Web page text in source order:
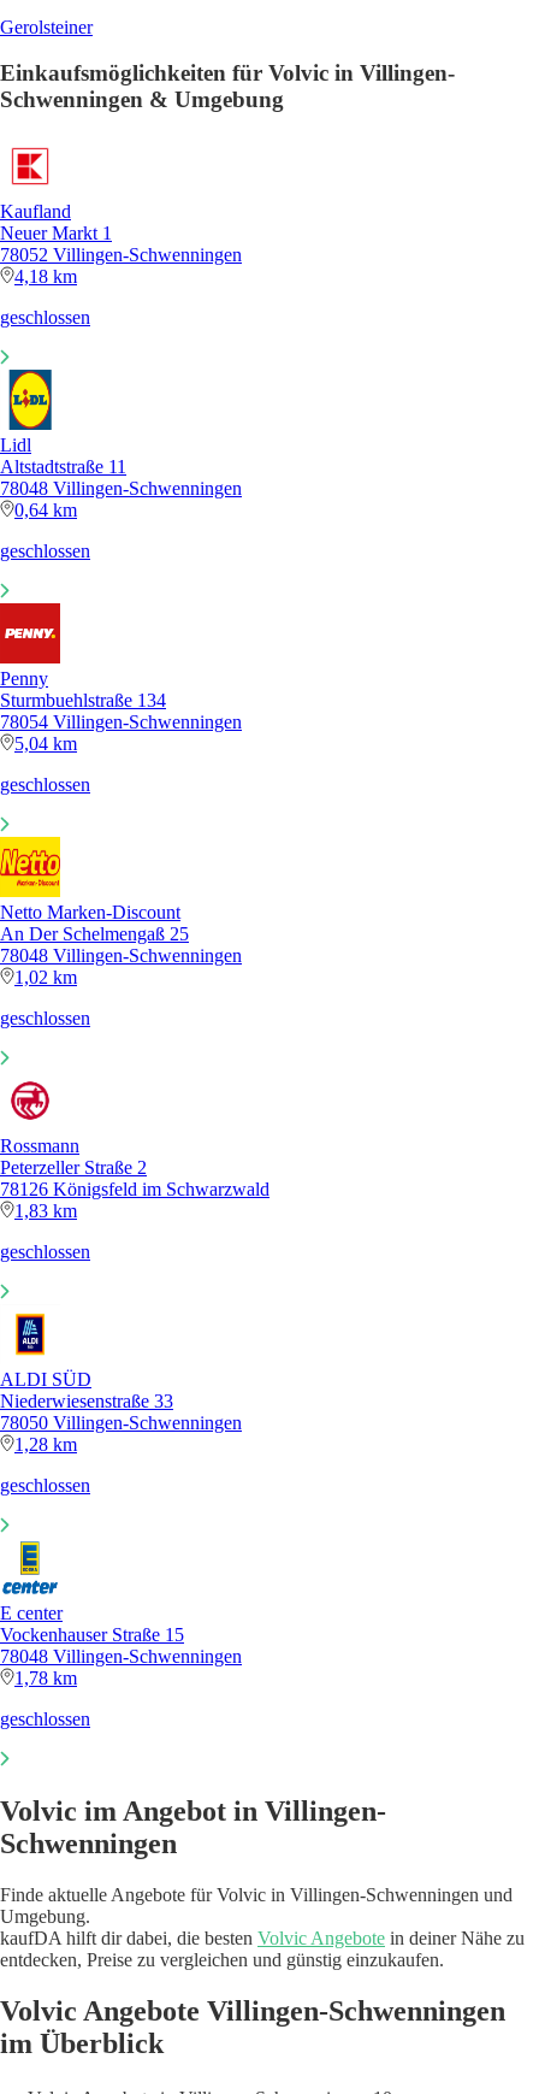
Gerolsteiner
Einkaufsmöglichkeiten für Volvic in Villingen-
Schwenningen & Umgebung
Kaufland
Neuer Markt 1
78052 Villingen-Schwenningen
4,18 km
geschlossen
Lidl
Altstadtstraße 11
78048 Villingen-Schwenningen
0,64 km
geschlossen
Penny
Sturmbuehlstraße 134
78054 Villingen-Schwenningen
5,04 km
geschlossen
Netto Marken-Discount
An Der Schelmengaß 25
78048 Villingen-Schwenningen
1,02 km
geschlossen
Rossmann
Peterzeller Straße 2
78126 Königsfeld im Schwarzwald
1,83 km
geschlossen
ALDI SÜD
Niederwiesenstraße 33
78050 Villingen-Schwenningen
1,28 km
geschlossen
E center
Vockenhauser Straße 15
78048 Villingen-Schwenningen
1,78 km
geschlossen
Volvic im Angebot in Villingen-
Schwenningen
Finde aktuelle Angebote für Volvic in Villingen-Schwenningen und
Umgebung.
kaufDA hilft dir dabei, die besten Volvic Angebote in deiner Nähe zu
entdecken, Preise zu vergleichen und günstig einzukaufen.
Volvic Angebote Villingen-Schwenningen
im Überblick